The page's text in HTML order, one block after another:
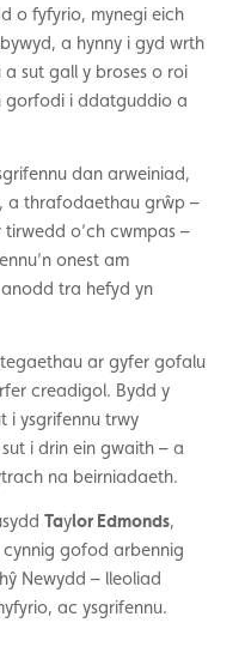
o fyfyrio, mynegi eich
a hynny i gyd wrth
sut gall y broses o roi
gorfodi i ddatguddio a
dan arweiniad,
a thrafodaethau grŵp –
tirwedd o’ch cwmpas –
onest am
tra hefyd yn
ar gyfer gofalu
creadigol. Bydd y
i ysgrifennu trwy
i drin ein gwaith – a
na beirniadaeth.
Taylor Edmonds,
cynnig gofod arbennig
Newydd – lleoliad
ac ysgrifennu.